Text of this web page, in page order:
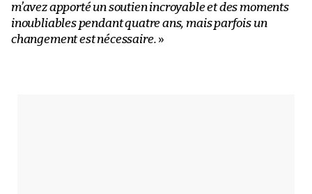
m’avez apporté un soutien incroyable et des moments
inoubliables pendant quatre ans, mais parfois un
changement est nécessaire. »